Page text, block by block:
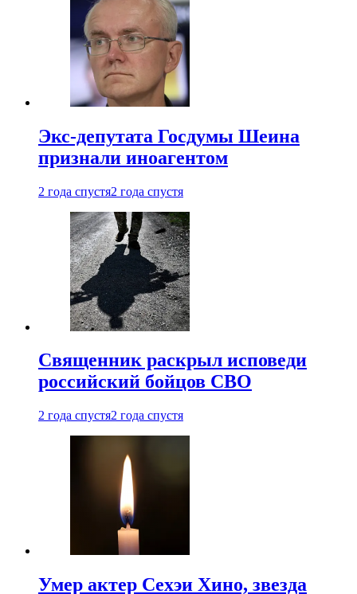
Экс-депутата Госдумы Шеина
признали иноагентом
2 года спустя2 года спустя
Священник раскрыл исповеди
российский бойцов СВО
2 года спустя2 года спустя
Умер актер Сехэи Хино, звезда